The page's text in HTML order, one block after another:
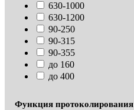
630-1000
630-1200
90-250
90-315
90-355
до 160
до 400
Функция протоколирования